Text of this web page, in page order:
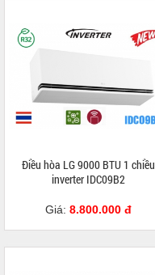
Điều hòa LG 9000 BTU 1 chiều
inverter IDC09B2
Giá: 8.800.000 đ